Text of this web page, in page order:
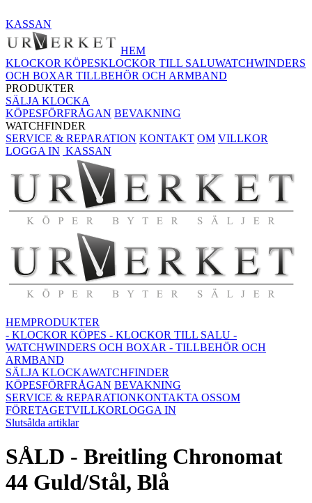
KASSAN
HEM
KLOCKOR KÖPESKLOCKOR TILL SALUWATCHWINDERS
OCH BOXAR TILLBEHÖR OCH ARMBAND
PRODUKTER
SÄLJA KLOCKA
KÖPESFÖRFRÅGAN BEVAKNING
WATCHFINDER
SERVICE & REPARATION KONTAKT OM VILLKOR
LOGGA IN KASSAN
HEMPRODUKTER
- KLOCKOR KÖPES - KLOCKOR TILL SALU -
WATCHWINDERS OCH BOXAR - TILLBEHÖR OCH
ARMBAND
SÄLJA KLOCKAWATCHFINDER
KÖPESFÖRFRÅGAN BEVAKNING
SERVICE & REPARATIONKONTAKTA OSSOM
FÖRETAGETVILLKORLOGGA IN
Slutsålda artiklar
SÅLD - Breitling Chronomat
44 Guld/Stål, Blå